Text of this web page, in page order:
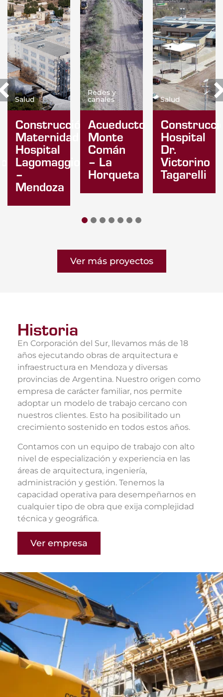
Salud
Construcción
Maternidad
Hospital
Lagomaggiore
–
Mendoza
Redes y
canales
Acueducto
Monte
Comán
– La
Horqueta
Salud
Hospital
Dr.
Victorino
Tagarelli
4 5 6 7
Ver más proyectos
Historia
En Corporación del Sur, llevamos más de 18
años ejecutando obras de arquitectura e
infraestructura en Mendoza y diversas
provincias de Argentina. Nuestro origen como
empresa de carácter familiar, nos permite
adoptar un modelo de trabajo cercano con
nuestros clientes. Esto ha posibilitado un
crecimiento sostenido en todos estos años.
Contamos con un equipo de trabajo con alto
nivel de especialización y experiencia en las
áreas de arquitectura, ingeniería,
administración y gestión. Tenemos la
capacidad operativa para desempeñarnos en
cualquier tipo de obra que exija complejidad
técnica y geográfica.
Ver empresa